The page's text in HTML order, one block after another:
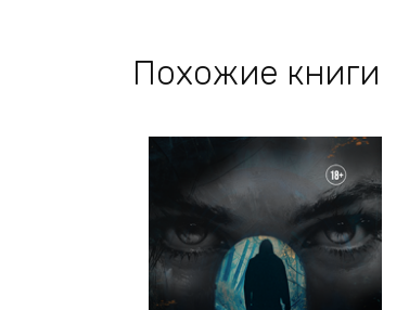
Похожие книги